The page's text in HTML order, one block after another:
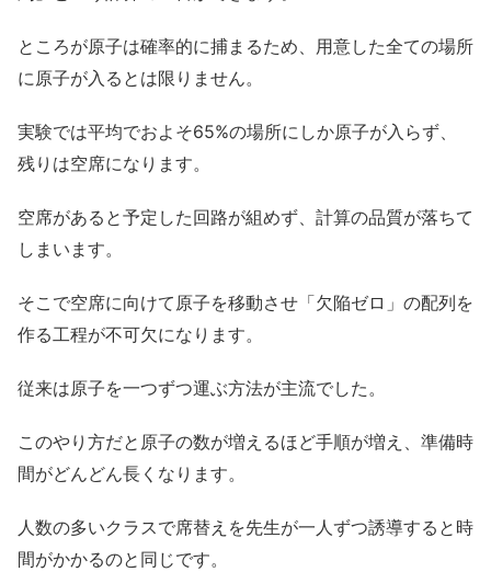
ところが原子は確率的に捕まるため、用意した全ての場所
に原子が入るとは限りません。
実験では平均でおよそ65%の場所にしか原子が入らず、
残りは空席になります。
空席があると予定した回路が組めず、計算の品質が落ちて
しまいます。
そこで空席に向けて原子を移動させ「欠陥ゼロ」の配列を
作る工程が不可欠になります。
従来は原子を一つずつ運ぶ方法が主流でした。
このやり方だと原子の数が増えるほど手順が増え、準備時
間がどんどん長くなります。
人数の多いクラスで席替えを先生が一人ずつ誘導すると時
間がかかるのと同じです。